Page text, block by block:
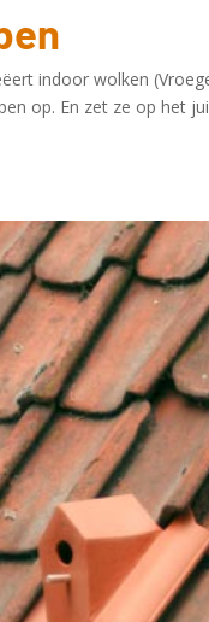
indoor wolken
op. En zet ze op het